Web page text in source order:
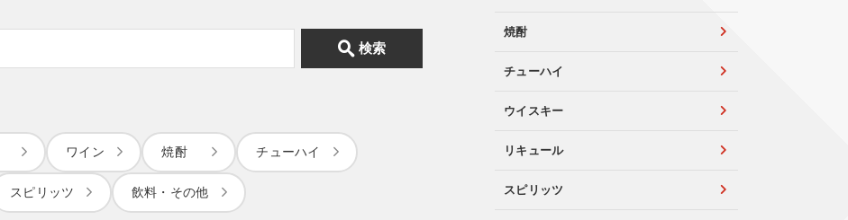
検索
ワイン 焼酎 チューハイ
スピリッツ 飲料・その他
焼酎
チューハイ
ウイスキー
リキュール
スピリッツ